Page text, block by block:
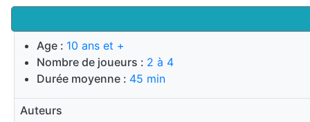
Age : 10 ans et +
Nombre de joueurs : 2 à 4
Durée moyenne : 45 min
Auteurs